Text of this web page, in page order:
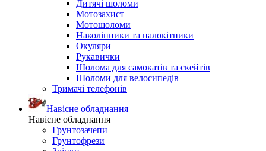
Дитячі шоломи
Мотозахист
Мотошоломи
Наколінники та налокітники
Окуляри
Рукавички
Шолома для самокатів та скейтів
Шоломи для велосипедів
Тримачі телефонів
Навісне обладнання
Навісне обладнання
Грунтозачепи
Грунтофрези